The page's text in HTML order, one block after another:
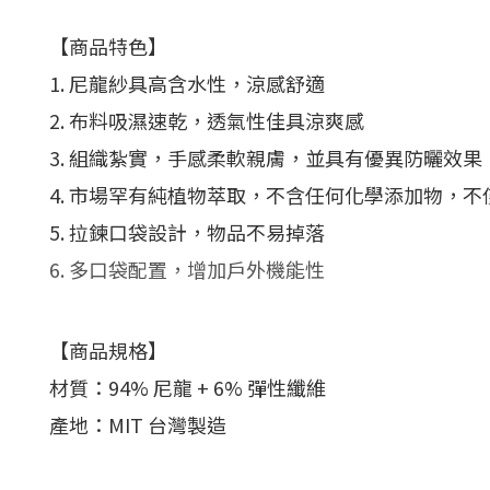
【商品特色】
1. 尼龍紗具高含水性，涼感舒適
2. 布料吸濕速乾，透氣性佳具涼爽感
3. 組織紮實，手感柔軟親膚，並具有優異防曬效果
4. 市場罕有純植物萃取，不含任何化學添加物，
5. 拉鍊口袋設計，物品不易掉落
6. 多口袋配置，增加戶外機能性
【商品規格】
材質：94% 尼龍 + 6% 彈性纖維
產地：MIT 台灣製造